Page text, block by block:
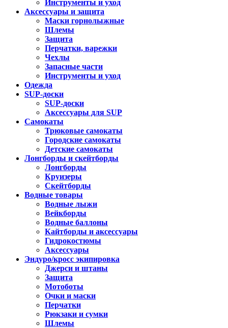
Инструменты и уход
Аксессуары и защита
Маски горнолыжные
Шлемы
Защита
Перчатки, варежки
Чехлы
Запасные части
Инструменты и уход
Одежда
SUP-доски
SUP-доски
Аксессуары для SUP
Самокаты
Трюковые самокаты
Городские самокаты
Детские самокаты
Лонгборды и скейтборды
Лонгборды
Круизеры
Скейтборды
Водные товары
Водные лыжи
Вейкборды
Водные баллоны
Кайтборды и аксессуары
Гидрокостюмы
Аксессуары
Эндуро/кросс экипировка
Джерси и штаны
Защита
Мотоботы
Очки и маски
Перчатки
Рюкзаки и сумки
Шлемы